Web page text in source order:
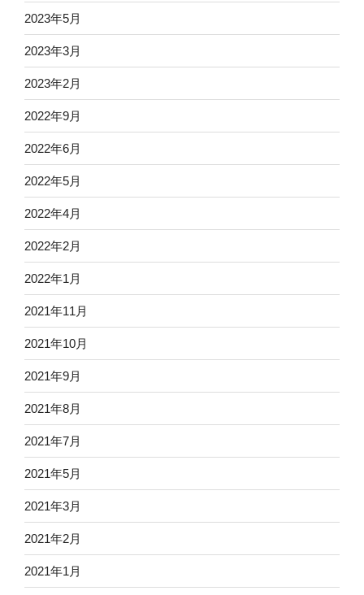
2023年5月
2023年3月
2023年2月
2022年9月
2022年6月
2022年5月
2022年4月
2022年2月
2022年1月
2021年11月
2021年10月
2021年9月
2021年8月
2021年7月
2021年5月
2021年3月
2021年2月
2021年1月